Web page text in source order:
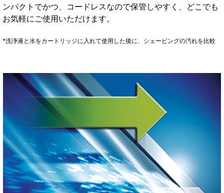
ンパクトでかつ、コードレスなので保管しやすく、どこでも
お気軽にご使用いただけます。
*洗浄液と水をカートリッジに入れて使用した後に、シェービングの汚れを比較